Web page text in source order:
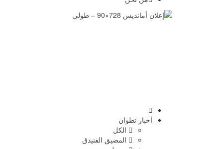
أخبار تطوان
الكل
المضيق الفنيدق